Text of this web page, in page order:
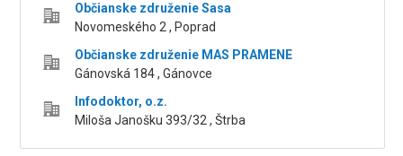
Občianske združenie Sasa
Novomeského 2 , Poprad
Občianske združenie MAS PRAMENE
Gánovská 184 , Gánovce
Infodoktor, o.z.
Miloša Janošku 393/32 , Štrba